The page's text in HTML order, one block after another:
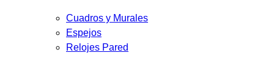
Cuadros y Murales
Espejos
Relojes Pared